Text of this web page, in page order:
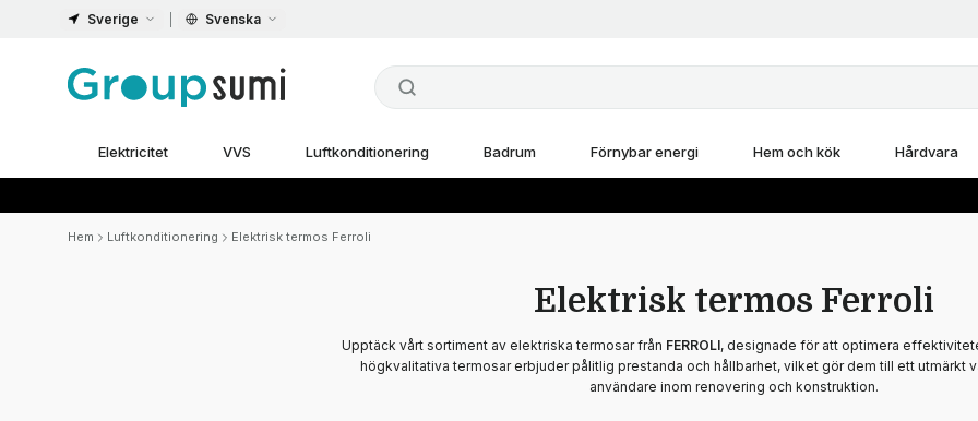
Sverige Svenska
Elektricitet VVS Luftkonditionering Badrum Förnybar energi Hem och kök Hårdvara
Hem Luftkonditionering Elektrisk termos Ferroli
Elektrisk termos Ferroli
Upptäck vårt sortiment av elektriska termosar från FERROLI, designade för att optimera
högkvalitativa termosar erbjuder pålitlig prestanda och hållbarhet, vilket gör dem till ett utmärkt
användare inom renovering och konstruktion.